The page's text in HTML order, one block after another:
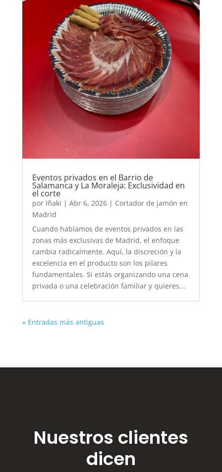
Eventos privados en el Barrio de
Salamanca y La Moraleja: Exclusividad en
el corte
por Iñaki | Abr 6, 2026| Cortador de jamón en
Madrid
Cuando hablamos de eventos privados en las
zonas más exclusivas de Madrid, el enfoque
cambia radicalmente. Aquí, la discreción y la
excelencia en el producto son los pilares
fundamentales. Si estás organizando una cena
privada o una celebración familiar y quieres...
« Entradas más antiguas
Nuestros clientes
dicen